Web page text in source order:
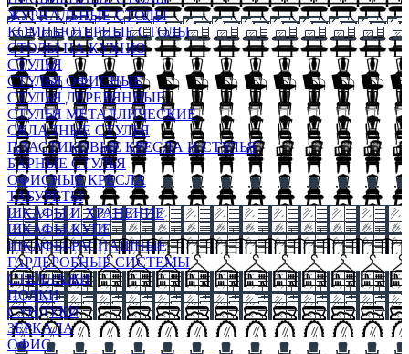
ЖУРНАЛЬНЫЕ СТОЛЫ
КОМПЬЮТЕРНЫЕ СТОЛЫ
СТОЛЫ НА КУХНЮ
СТУЛЬЯ
СТУЛЬЯ ОФИСНЫЕ
СТУЛЬЯ ДЕРЕВЯННЫЕ
СТУЛЬЯ МЕТАЛЛИЧЕСКИЕ
СКЛАДНЫЕ СТУЛЬЯ
ПЛАСТИКОВЫЕ КРЕСЛА И СТУЛЬЯ
БАРНЫЕ СТУЛЬЯ
ОФИСНЫЕ КРЕСЛА
ТАБУРЕТЫ
ШКАФЫ И ХРАНЕНИЕ
ШКАФЫ-КУПЕ
ШКАФЫ-РАСПАШНЫЕ
ГАРДЕРОБНЫЕ СИСТЕМЫ
СТЕЛЛАЖИ
ПОЛКИ
СУНДУКИ
ЗЕРКАЛА
ОФИС